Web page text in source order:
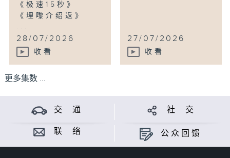
《极速15秒》
《埋嚟介绍返》
...
28/07/2026
收看
27/07/2026
收看
更多集数 ...
交 通 社 交
联 络 公众回馈